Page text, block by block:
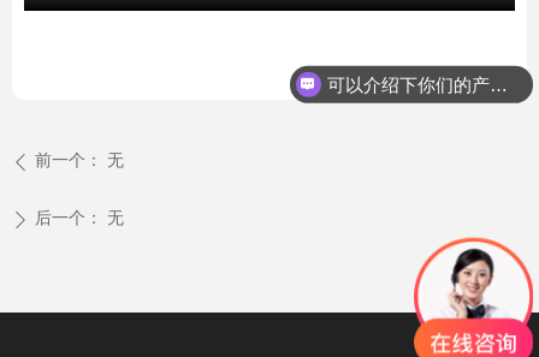
ꄴ 前一个： 无
ꄲ 后一个： 无
可以介绍下你们的产品么？